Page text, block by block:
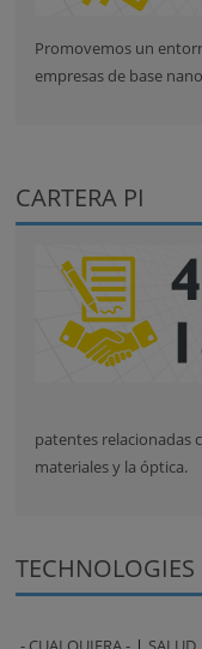
Promovemos un
empresas de base
CARTERA PI
patentes relacionadas
materiales y la óptica.
TECHNOLOGIES